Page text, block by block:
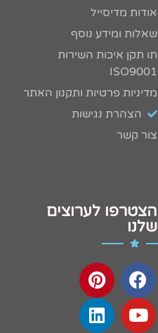
אודות מדיסייל
שאלות ומידע נוסף
תו תקן איכות השירות
ISO9001
מדיניות פרטיות ותקנון האתר
הצהרת נגישות
צור קשר
הצטרפו לערוצים
שלנו